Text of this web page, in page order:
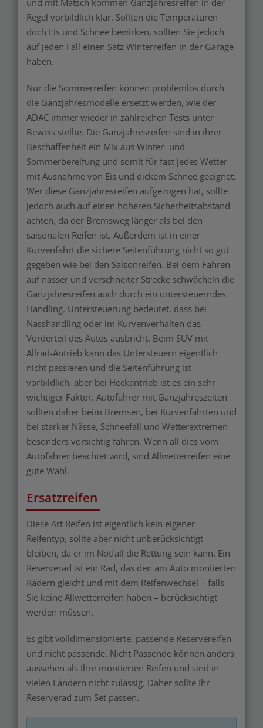
und mit Matsch kommen Ganzjahresreifen in der
Regel vorbildlich klar. Sollten die Temperaturen
doch Eis und Schnee bewirken, sollten Sie jedoch
auf jeden Fall einen Satz Winterreifen in der Garage
haben.
Nur die Sommerreifen können problemlos durch
die Ganzjahresmodelle ersetzt werden, wie der
ADAC immer wieder in zahlreichen Tests unter
Beweis stellte. Die Ganzjahresreifen sind in ihrer
Beschaffenheit ein Mix aus Winter- und
Sommerbereifung und somit für fast jedes Wetter
mit Ausnahme von Eis und dickem Schnee geeignet.
Wer diese Ganzjahresreifen aufgezogen hat, sollte
jedoch auch auf einen höheren Sicherheitsabstand
achten, da der Bremsweg länger als bei den
saisonalen Reifen ist. Außerdem ist in einer
Kurvenfahrt die sichere Seitenführung nicht so gut
gegeben wie bei den Saisonreifen. Bei dem Fahren
auf nasser und verschneiter Strecke schwächeln die
Ganzjahresreifen auch durch ein untersteuerndes
Handling. Untersteuerung bedeutet, dass bei
Nasshandling oder im Kurvenverhalten das
Vorderteil des Autos ausbricht. Beim SUV mit
Allrad-Antrieb kann das Untersteuern eigentlich
nicht passieren und die Seitenführung ist
vorbildlich, aber bei Heckantrieb ist es ein sehr
wichtiger Faktor. Autofahrer mit Ganzjahreszeiten
sollten daher beim Bremsen, bei Kurvenfahrten und
bei starker Nässe, Schneefall und Wetterextremen
besonders vorsichtig fahren. Wenn all dies vom
Autofahrer beachtet wird, sind Allwetterreifen eine
gute Wahl.
Ersatzreifen
Diese Art Reifen ist eigentlich kein eigener
Reifentyp, sollte aber nicht unberücksichtigt
bleiben, da er im Notfall die Rettung sein kann. Ein
Reserverad ist ein Rad, das den am Auto montierten
Rädern gleicht und mit dem Reifenwechsel – falls
Sie keine Allwetterreifen haben – berücksichtigt
werden müssen.
Es gibt volldimensionierte, passende Reservereifen
und nicht passende. Nicht Passende können anders
aussehen als Ihre montierten Reifen und sind in
vielen Ländern nicht zulässig. Daher sollte Ihr
Reserverad zum Set passen.